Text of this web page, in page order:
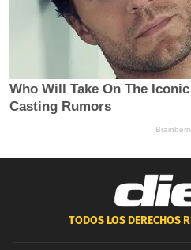
TODOS LOS DERECHOS